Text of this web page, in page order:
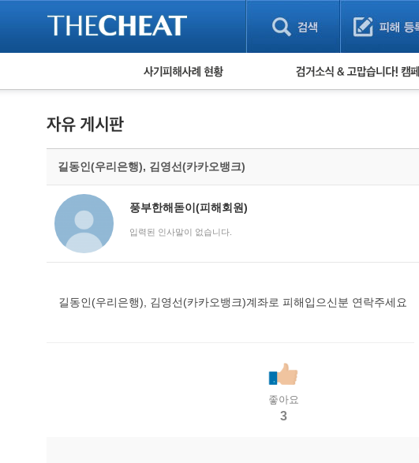
피해사례 현황
보이스피싱 피해사례
유해사이트 목록
비공개 피해사례
워킹홀리데이 피해사례
검거 소식
길동인(우리은행), 김영선(카카오뱅크)
풍부한해돋이(피해회원)
입력된 인사말이 없습니다.
길동인(우리은행), 김영선(카카오뱅크)계좌로 피해입으신분 연락주세요
좋아요
3